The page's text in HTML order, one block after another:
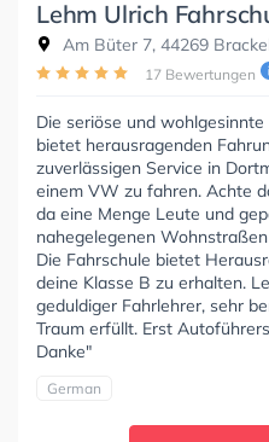
Lehm Ulrich
Am Büter 7, 44269
17 Bewertungen
Die seriöse und
bietet herausragenden
zuverlässigen Service in
einem VW zu fahren. Achte
da eine Menge Leute und
nahegelegenen
Die Fahrschule bietet
deine Klasse B zu erhalten.
geduldiger Fahrlehrer, sehr
Traum erfüllt. Erst
Danke"
German